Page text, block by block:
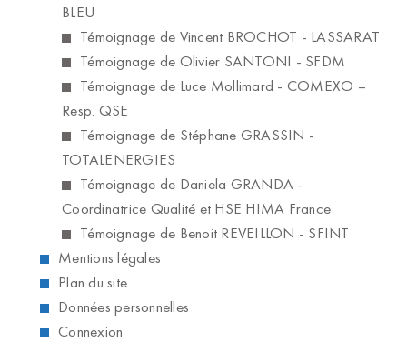
BLEU
Témoignage de Vincent BROCHOT - LASSARAT
Témoignage de Olivier SANTONI - SFDM
Témoignage de Luce Mollimard - COMEXO –
Resp. QSE
Témoignage de Stéphane GRASSIN -
TOTALENERGIES
Témoignage de Daniela GRANDA -
Coordinatrice Qualité et HSE HIMA France
Témoignage de Benoit REVEILLON - SFINT
Mentions légales
Plan du site
Données personnelles
Connexion